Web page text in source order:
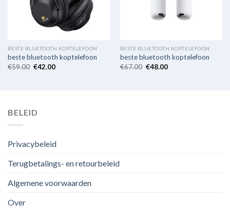
BESTE BLUETOOTH KOPTELEFOON
beste bluetooth koptelefoon
€59.00 €42.00
BESTE BLUETOOTH KOPTELEFOON
beste bluetooth koptelefoon
€67.00 €48.00
BELEID
Privacybeleid
Terugbetalings- en retourbeleid
Algemene voorwaarden
Over